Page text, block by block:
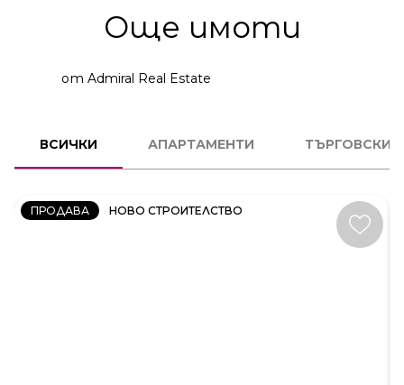
Още имоти
от Admiral Real Estate
ВСИЧКИ АПАРТАМЕНТИ ТЪРГОВСКИ
ПРОДАВА НОВО СТРОИТЕЛСТВО
СТАЕН
КОД:
231606